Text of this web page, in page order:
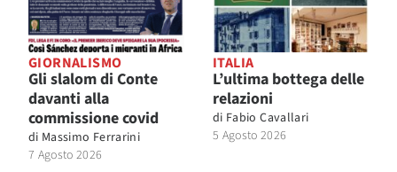
GIORNALISMO
Gli slalom di Conte
davanti alla
commissione covid
di Massimo Ferrarini
7 Agosto 2026
ITALIA
L’ultima bottega delle
relazioni
di Fabio Cavallari
5 Agosto 2026